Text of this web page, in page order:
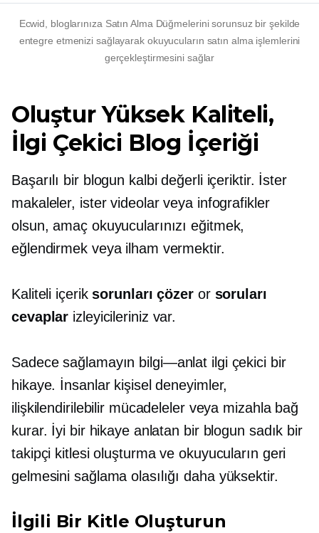
Ecwid, bloglarınıza Satın Alma Düğmelerini sorunsuz bir şekilde
entegre etmenizi sağlayarak okuyucuların satın alma işlemlerini
gerçekleştirmesini sağlar
OluşturYüksek Kaliteli,
İlgi Çekici Blog İçeriği
Başarılı bir blogun kalbi değerli içeriktir. İster
makaleler, ister videolar veya infografikler
olsun, amaç okuyucularınızı eğitmek,
eğlendirmek veya ilham vermektir.
Kaliteli içeriksorunları çözeror soruları
cevaplar izleyicileriniz var.
Sadece sağlamayın bilgi—anlat ilgi çekici bir
hikaye. İnsanlar kişisel deneyimler,
ilişkilendirilebilir mücadeleler veya mizahla bağ
kurar. İyi bir hikaye anlatan bir blogun sadık bir
takipçi kitlesi oluşturma ve okuyucuların geri
gelmesini sağlama olasılığı daha yüksektir.
İlgili Bir Kitle Oluşturun